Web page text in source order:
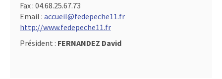
Fax : 04.68.25.67.73
Email : accueil@fedepeche11.fr
http://www.fedepeche11.fr
Président : FERNANDEZ David